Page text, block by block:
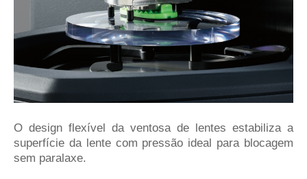
O design flexível da ventosa de lentes estabiliza a
superfície da lente com pressão ideal para blocagem
sem paralaxe.